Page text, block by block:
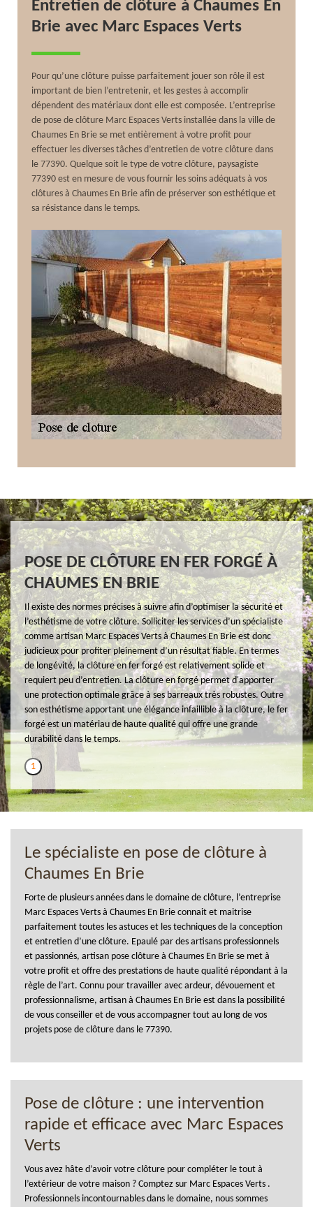
Entretien de clôture à Chaumes En
Brie avec Marc Espaces Verts
Pour qu’une clôture puisse parfaitement jouer son rôle il est
important de bien l’entretenir, et les gestes à accomplir
dépendent des matériaux dont elle est composée. L’entreprise
de pose de clôture Marc Espaces Verts installée dans la ville de
Chaumes En Brie se met entièrement à votre profit pour
effectuer les diverses tâches d’entretien de votre clôture dans
le 77390. Quelque soit le type de votre clôture, paysagiste
77390 est en mesure de vous fournir les soins adéquats à vos
clôtures à Chaumes En Brie afin de préserver son esthétique et
sa résistance dans le temps.
POSE DE CLÔTURE EN FER FORGÉ À
CHAUMES EN BRIE
Il existe des normes précises à suivre afin d’optimiser la sécurité et
l’esthétisme de votre clôture. Solliciter les services d’un spécialiste
comme artisan Marc Espaces Verts à Chaumes En Brie est donc
judicieux pour profiter pleinement d’un résultat fiable. En termes
de longévité, la clôture en fer forgé est relativement solide et
requiert peu d’entretien. La clôture en forgé permet d'apporter
une protection optimale grâce à ses barreaux très robustes. Outre
son esthétisme apportant une élégance infaillible à la clôture, le fer
forgé est un matériau de haute qualité qui offre une grande
durabilité dans le temps.
1
Le spécialiste en pose de clôture à
Chaumes En Brie
Forte de plusieurs années dans le domaine de clôture, l’entreprise
Marc Espaces Verts à Chaumes En Brie connait et maitrise
parfaitement toutes les astuces et les techniques de la conception
et entretien d’une clôture. Epaulé par des artisans professionnels
et passionnés, artisan pose clôture à Chaumes En Brie se met à
votre profit et offre des prestations de haute qualité répondant à la
règle de l’art. Connu pour travailler avec ardeur, dévouement et
professionnalisme, artisan à Chaumes En Brie est dans la possibilité
de vous conseiller et de vous accompagner tout au long de vos
projets pose de clôture dans le 77390.
Pose de clôture : une intervention
rapide et efficace avec Marc Espaces
Verts
Vous avez hâte d’avoir votre clôture pour compléter le tout à
l’extérieur de votre maison ? Comptez sur Marc Espaces Verts .
Professionnels incontournables dans le domaine, nous sommes